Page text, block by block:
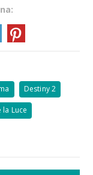
Destiny 2
la Luce